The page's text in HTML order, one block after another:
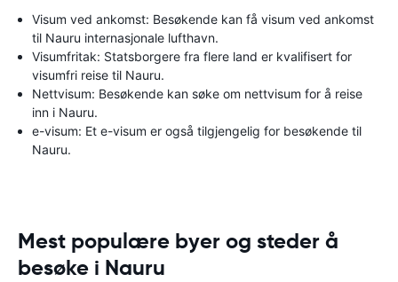
Visum ved ankomst: Besøkende kan få visum ved ankomst
til Nauru internasjonale lufthavn.
Visumfritak: Statsborgere fra flere land er kvalifisert for
visumfri reise til Nauru.
Nettvisum: Besøkende kan søke om nettvisum for å reise
inn i Nauru.
e-visum: Et e-visum er også tilgjengelig for besøkende til
Nauru.
Mest populære byer og steder å
besøke i Nauru